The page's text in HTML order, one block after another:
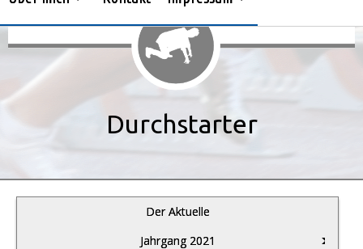
Durchstarter
Der Aktuelle
Jahrgang 2021